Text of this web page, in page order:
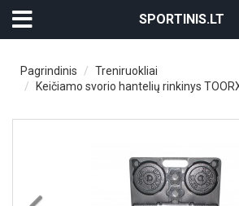
SPORTINIS.LT
Pagrindinis
Treniruokliai
Keičiamo svorio hantelių rinkinys